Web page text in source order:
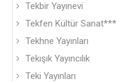
Tekbir Yayınevi
Tekfen Kültür Sanat***
Tekhne Yayınları
Tekışık Yayıncılık
Teki Yayınları